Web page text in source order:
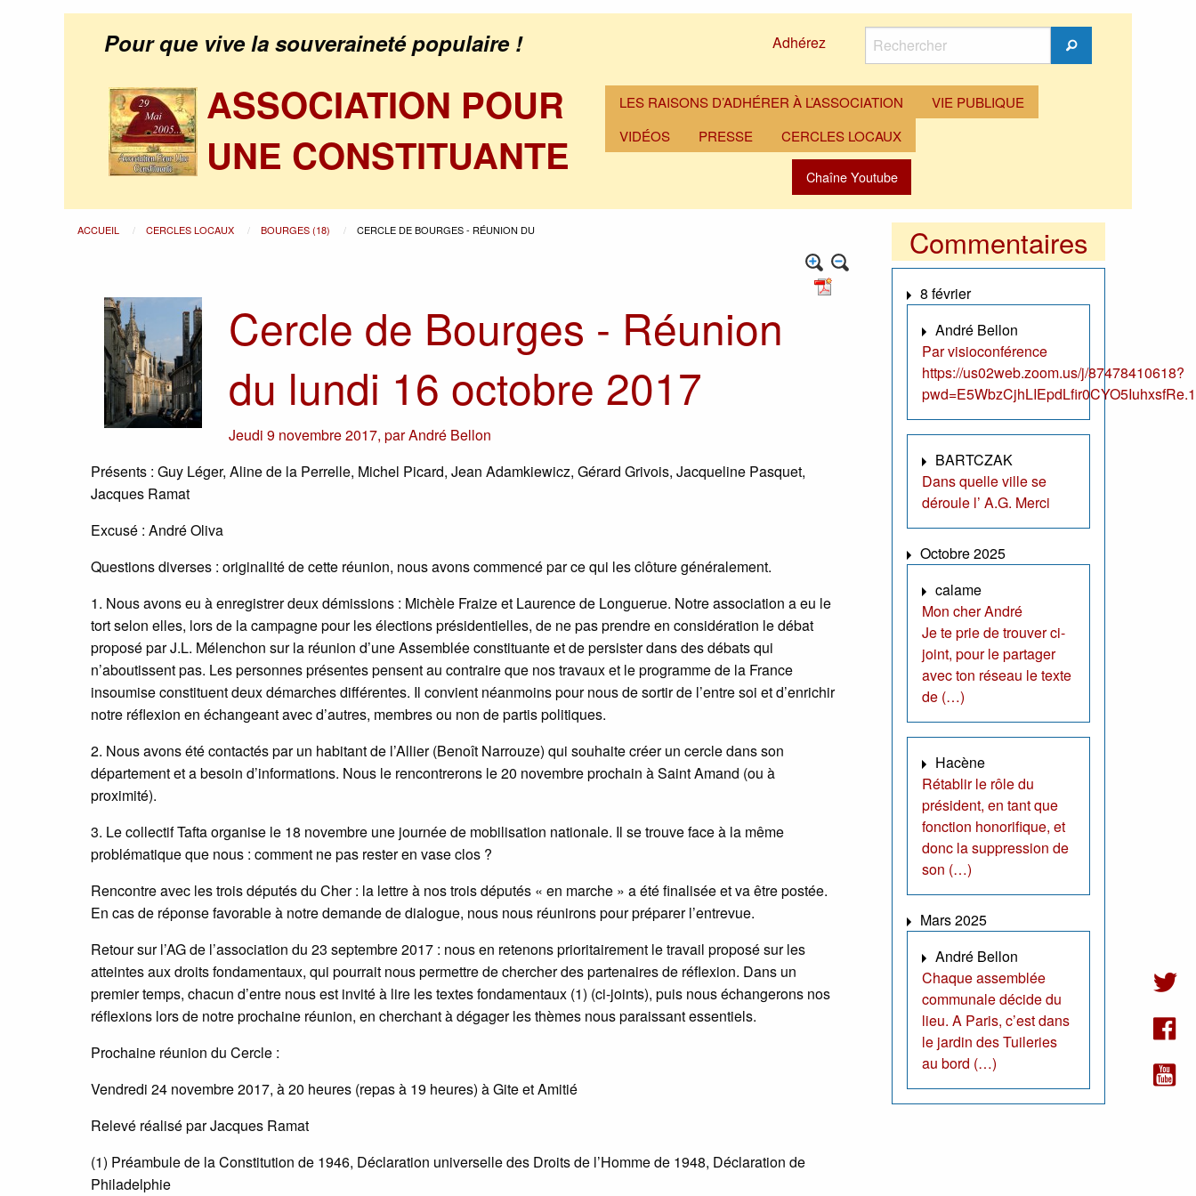
Pour que vive la souveraineté populaire ! Adhérez
Rechercher
Rechercher
ASSOCIATION POUR
UNE CONSTITUANTE
LES RAISONS D’ADHÉRER À L’ASSOCIATION
VIE PUBLIQUE
VIDÉOS
PRESSE CERCLES LOCAUX
Chaîne Youtube
ACCUEIL CERCLES LOCAUX BOURGES (18) CERCLE DE BOURGES - RÉUNION DU
Cercle de Bourges - Réunion
du lundi 16 octobre 2017
Jeudi 9 novembre 2017,parAndré Bellon
Présents : Guy Léger, Aline de la Perrelle, Michel Picard, Jean Adamkiewicz, Gérard Grivois, Jacqueline Pasquet,
Jacques Ramat
Excusé : André Oliva
Questions diverses : originalité de cette réunion, nous avons commencé par ce qui les clôture généralement.
1. Nous avons eu à enregistrer deux démissions : Michèle Fraize et Laurence de Longuerue. Notre association a eu le
tort selon elles, lors de la campagne pour les élections présidentielles, de ne pas prendre en considération le débat
proposé par J.L. Mélenchon sur la réunion d’une Assemblée constituante et de persister dans des débats qui
n’aboutissent pas. Les personnes présentes pensent au contraire que nos travaux et le programme de la France
insoumise constituent deux démarches différentes. Il convient néanmoins pour nous de sortir de l’entre soi et d’enrichir
notre réflexion en échangeant avec d’autres, membres ou non de partis politiques.
2. Nous avons été contactés par un habitant de l’Allier (Benoît Narrouze) qui souhaite créer un cercle dans son
département et a besoin d’informations. Nous le rencontrerons le 20 novembre prochain à Saint Amand (ou à
proximité).
3. Le collectif Tafta organise le 18 novembre une journée de mobilisation nationale. Il se trouve face à la même
problématique que nous : comment ne pas rester en vase clos ?
Rencontre avec les trois députés du Cher : la lettre à nos trois députés « en marche » a été finalisée et va être postée.
En cas de réponse favorable à notre demande de dialogue, nous nous réunirons pour préparer l’entrevue.
Retour sur l’AG de l’association du 23 septembre 2017 : nous en retenons prioritairement le travail proposé sur les
atteintes aux droits fondamentaux, qui pourrait nous permettre de chercher des partenaires de réflexion. Dans un
premier temps, chacun d’entre nous est invité à lire les textes fondamentaux (1) (ci-joints), puis nous échangerons nos
réflexions lors de notre prochaine réunion, en cherchant à dégager les thèmes nous paraissant essentiels.
Prochaine réunion du Cercle :
Vendredi 24 novembre 2017, à 20 heures (repas à 19 heures) à Gite et Amitié
Relevé réalisé par Jacques Ramat
(1) Préambule de la Constitution de 1946, Déclaration universelle des Droits de l’Homme de 1948, Déclaration de
Philadelphie
Commentaires
8 février
André Bellon
Par visioconférence
https://us02web.zoom.us/j/87478410618?
BARTCZAK
Dans quelle ville se
déroule l’ A.G. Merci
Octobre 2025
calame
Mon cher André
Je te prie de trouver ci-
joint, pour le partager
avec ton réseau le texte
de (…)
Hacène
Rétablir le rôle du
président, en tant que
fonction honorifique, et
donc la suppression de
son (…)
Mars 2025
André Bellon
Chaque assemblée
communale décide du
lieu. A Paris, c’est dans
le jardin des Tuileries
au bord (…)